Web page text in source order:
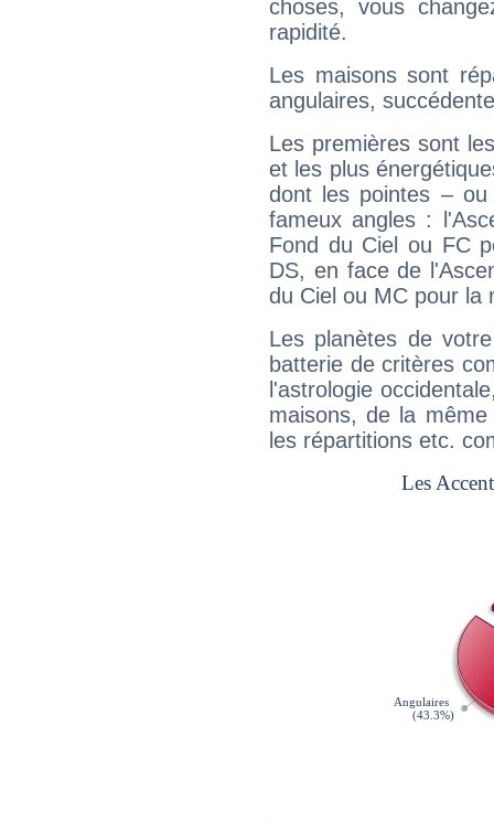
choses, vous
rapidité.
Les maisons sont
angulaires,
Les premières sont
et les plus
dont les pointes –
fameux angles :
Fond du Ciel ou FC
DS, en face de
du Ciel ou MC pour la
Les planètes de
batterie de critères
l'astrologie
maisons, de la
les répartitions etc.